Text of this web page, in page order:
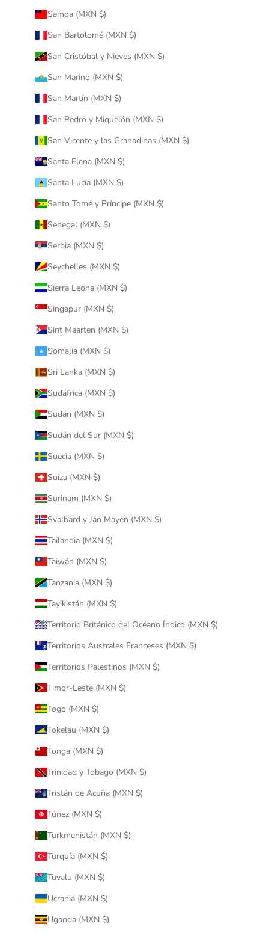
Samoa (MXN $)
San Bartolomé (MXN $)
San Cristóbal y Nieves (MXN $)
San Marino (MXN $)
San Martín (MXN $)
San Pedro y Miquelón (MXN $)
San Vicente y las Granadinas (MXN $)
Santa Elena (MXN $)
Santa Lucía (MXN $)
Santo Tomé y Príncipe (MXN $)
Senegal (MXN $)
Serbia (MXN $)
Seychelles (MXN $)
Sierra Leona (MXN $)
Singapur (MXN $)
Sint Maarten (MXN $)
Somalia (MXN $)
Sri Lanka (MXN $)
Sudáfrica (MXN $)
Sudán (MXN $)
Sudán del Sur (MXN $)
Suecia (MXN $)
Suiza (MXN $)
Surinam (MXN $)
Svalbard y Jan Mayen (MXN $)
Tailandia (MXN $)
Taiwán (MXN $)
Tanzania (MXN $)
Tayikistán (MXN $)
Territorio Británico del Océano Índico (MXN $)
Territorios Australes Franceses (MXN $)
Territorios Palestinos (MXN $)
Timor-Leste (MXN $)
Togo (MXN $)
Tokelau (MXN $)
Tonga (MXN $)
Trinidad y Tobago (MXN $)
Tristán de Acuña (MXN $)
Túnez (MXN $)
Turkmenistán (MXN $)
Turquía (MXN $)
Tuvalu (MXN $)
Ucrania (MXN $)
Uganda (MXN $)